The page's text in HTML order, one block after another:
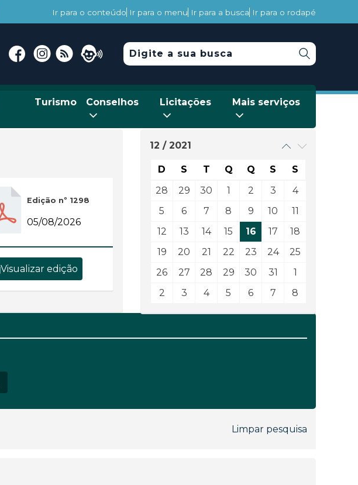
Ir para o conteúdo Ir para o menu Ir para a busca Ir para o rodapé
Turismo Conselhos Licitações Mais serviços
Edição nº 1298
05/08/2026
Visualizar edição
12 / 2021
D S T Q Q S
S
28
29 30 1 2 3
4
5
6 7 8 9 10
11
12
13 14 15 16 17
18
19
20 21 22 23 24
25
26
27 28 29 30 31
1
2
3 4 5 6 7 8
Limpar pesquisa